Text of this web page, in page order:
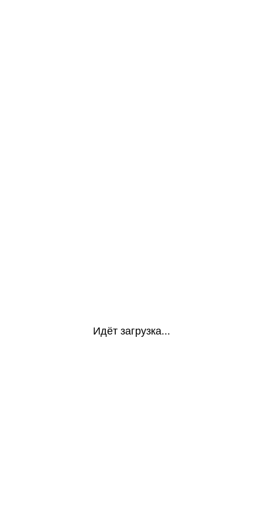
Идёт загрузка...